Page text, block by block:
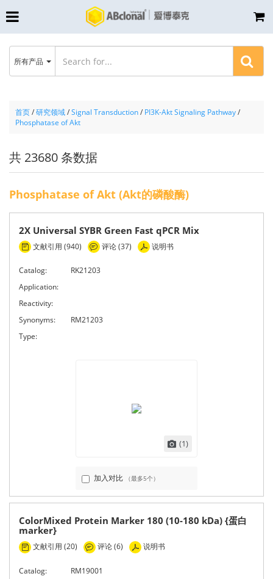
首页/研究领域/Signal Transduction/ PI3K-Akt Signaling Pathway/
Phosphatase of Akt
共 23680 条数据
Phosphatase of Akt (Akt的磷酸酶)
2X Universal SYBR Green Fast qPCR Mix
文献引用 (940) 评论 (37) 说明书
Catalog:
RK21203
Application:
Reactivity:
Synonyms:
RM21203
Type:
(1)
加入对比 （最多5个）
ColorMixed Protein Marker 180 (10-180 kDa) {蛋白
marker}
文献引用 (20) 评论 (6) 说明书
Catalog:
RM19001
所有产品